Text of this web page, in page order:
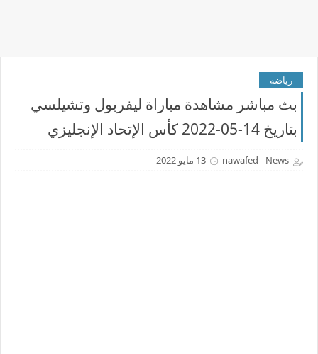
رياضة
بث مباشر مشاهدة مباراة ليفربول وتشيلسي
بتاريخ 14-05-2022 كأس الإتحاد الإنجليزي
nawafed - News 13 مايو 2022